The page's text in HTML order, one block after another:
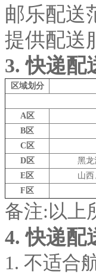
邮乐配送
提供配送
3.快递配
区域划分
A 区
B区
C 区
D区
黑龙
E区
山
F 区
备注:以上
4.快递配
1. 不适合